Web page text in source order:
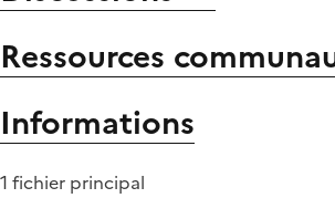
Ressources
Informations
1 fichier principal